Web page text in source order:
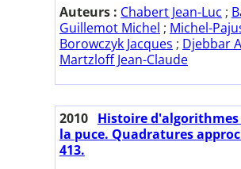
Auteurs : Chabert Jean-Luc ;
Guillemot Michel ; Michel-
Borowczyk Jacques ; Djebbar
Martzloff Jean-Claude
2010 Histoire
la puce. Quadratures
413.